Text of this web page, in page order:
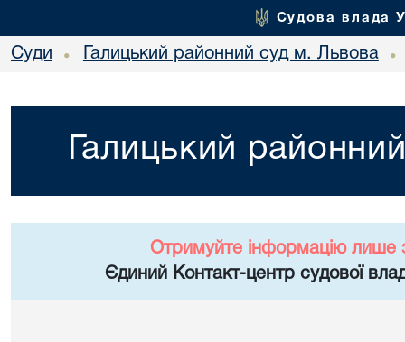
Судова влада
Суди • Галицький районний суд м. Львова •
Галицький
Отримуйте інформацію лише
Єдиний Контакт-центр судової